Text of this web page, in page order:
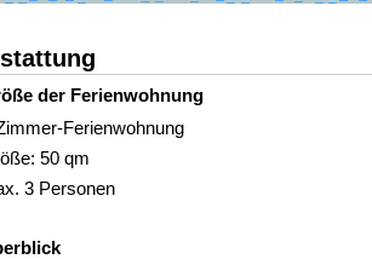
der Ferienwohnung
Ferienwohnung
50 qm
3 Personen